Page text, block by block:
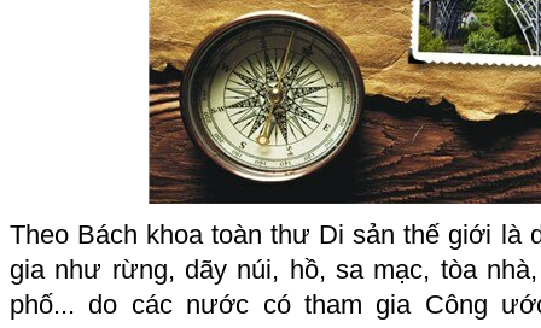
Theo Bách khoa toàn thư Di sản thế giới là
gia như rừng, dãy núi, hồ, sa mạc, tòa
phố... do các nước có tham gia Công